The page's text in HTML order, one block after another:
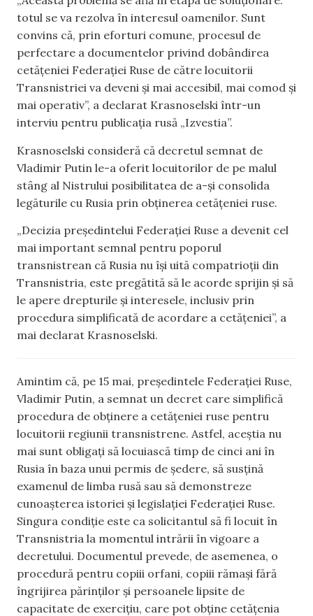
totul se va rezolva în interesul oamenilor. Sunt
convins că, prin eforturi comune, procesul de
perfectare a documentelor privind dobândirea
cetățeniei Federației Ruse de către locuitorii
Transnistriei va deveni și mai accesibil, mai comod și
mai operativ”, a declarat Krasnoselski într-un
interviu pentru publicația rusă „Izvestia”.
Krasnoselski consideră că decretul semnat de
Vladimir Putin le-a oferit locuitorilor de pe malul
stâng al Nistrului posibilitatea de a-și consolida
legăturile cu Rusia prin obținerea cetățeniei ruse.
„Decizia președintelui Federației Ruse a devenit cel
mai important semnal pentru poporul
transnistrean că Rusia nu își uită compatrioții din
Transnistria, este pregătită să le acorde sprijin și să
le apere drepturile și interesele, inclusiv prin
procedura simplificată de acordare a cetățeniei”, a
mai declarat Krasnoselski.
Amintim că, pe 15 mai, președintele Federației Ruse,
Vladimir Putin, a semnat un decret care simplifică
procedura de obținere a cetățeniei ruse pentru
locuitorii regiunii transnistrene. Astfel, aceștia nu
mai sunt obligați să locuiască timp de cinci ani în
Rusia în baza unui permis de ședere, să susțină
examenul de limba rusă sau să demonstreze
cunoașterea istoriei și legislației Federației Ruse.
Singura condiție este ca solicitantul să fi locuit în
Transnistria la momentul intrării în vigoare a
decretului. Documentul prevede, de asemenea, o
procedură pentru copiii orfani, copiii rămași fără
îngrijirea părinților și persoanele lipsite de
capacitate de exercițiu, care pot obține cetățenia